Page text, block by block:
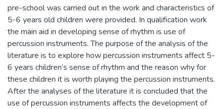
pre-school was carried out in the work and characteristics of
5-6 years old children were provided. In qualification work
the main aid in developing sense of rhythm is use of
percussion instruments. The purpose of the analysis of the
literature is to explore how percussion instruments affect 5-
6 years children’s sense of rhythm and the reason why for
these children it is worth playing the percussion instruments.
After the analyses of the literature it is concluded that the
use of percussion instruments affects the development of